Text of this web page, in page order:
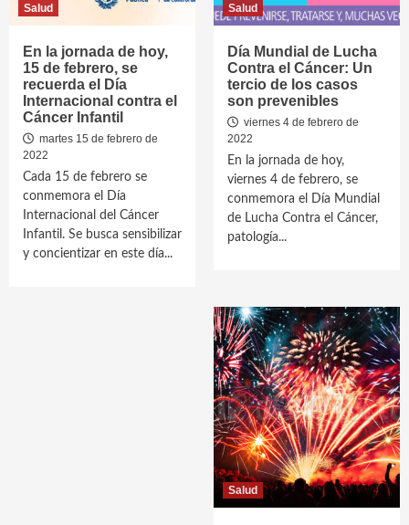
Salud
En la jornada de hoy,
15 de febrero, se
recuerda el Día
Internacional contra el
Cáncer Infantil
martes 15 de febrero de
2022
Cada 15 de febrero se
conmemora el Día
Internacional del Cáncer
Infantil. Se busca sensibilizar
y concientizar en este día...
Salud
Día Mundial de Lucha
Contra el Cáncer: Un
tercio de los casos
son prevenibles
viernes 4 de febrero de
2022
En la jornada de hoy,
viernes 4 de febrero, se
conmemora el Día Mundial
de Lucha Contra el Cáncer,
patología...
Salud